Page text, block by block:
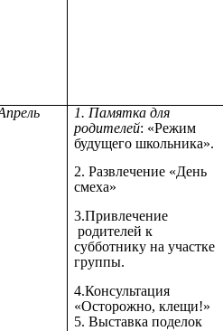
1. Памятка для
родителей: «Режим
будущего школьника».
2. Развлечение «День
смеха»
3.Привлечение
родителей к
субботнику на участке
группы.
4.Консультация
«Осторожно, клещи!»
5. Выставка поделок